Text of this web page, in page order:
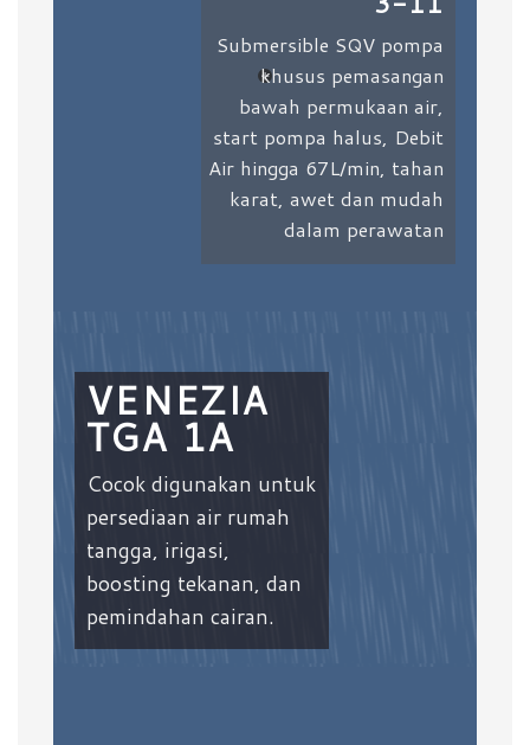
Submersible SQV pompa
khusus pemasangan
bawah permukaan air,
start pompa halus, Debit
Air hingga 67L/min, tahan
karat, awet dan mudah
dalam perawatan
VENEZIA
TGA 1A
Cocok digunakan untuk
persediaan air rumah
tangga, irigasi,
boosting tekanan, dan
pemindahan cairan.